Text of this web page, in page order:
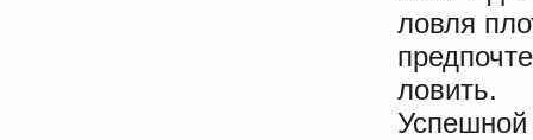
ловля
ловить.